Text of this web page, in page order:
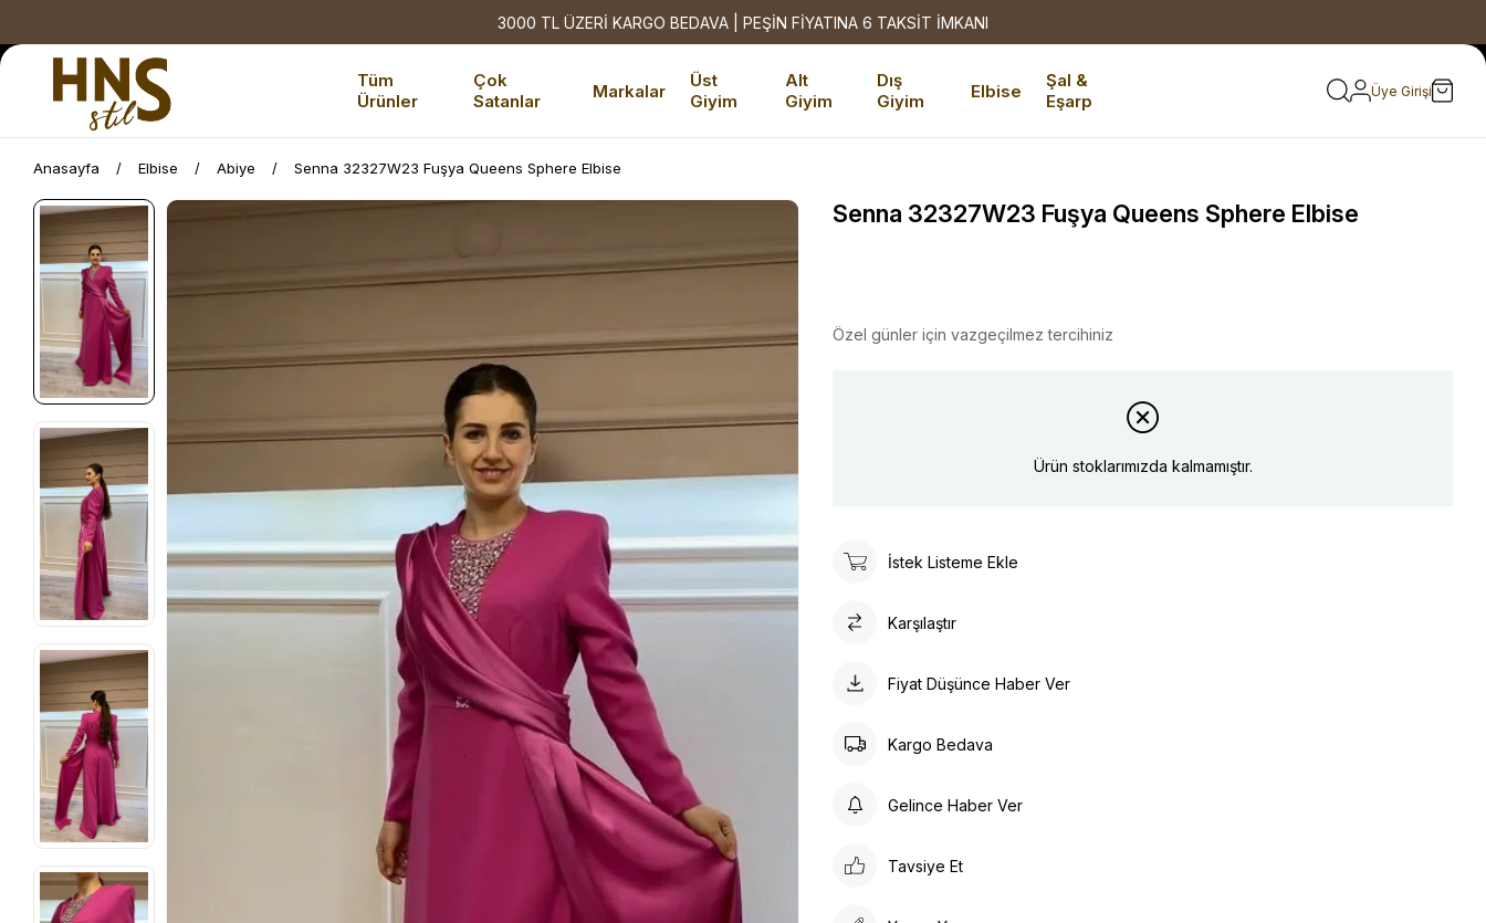
3000 TL ÜZERİ KARGO BEDAVA | PEŞİN FİYATINA 6 TAKSİT İMKANI
Tüm
Ürünler
Çok
Satanlar
Markalar
Üst
Giyim
Alt
Giyim
Dış
Giyim
Elbise
Şal &
Eşarp
Üye Girişi
Anasayfa Elbise Abiye Senna 32327W23 Fuşya Queens Sphere Elbise
Senna 32327W23 Fuşya Queens Sphere Elbise
Özel günler için vazgeçilmez tercihiniz
Ürün stoklarımızda kalmamıştır.
İstek Listeme Ekle
Karşılaştır
Fiyat Düşünce Haber Ver
Kargo Bedava
Gelince Haber Ver
Tavsiye Et